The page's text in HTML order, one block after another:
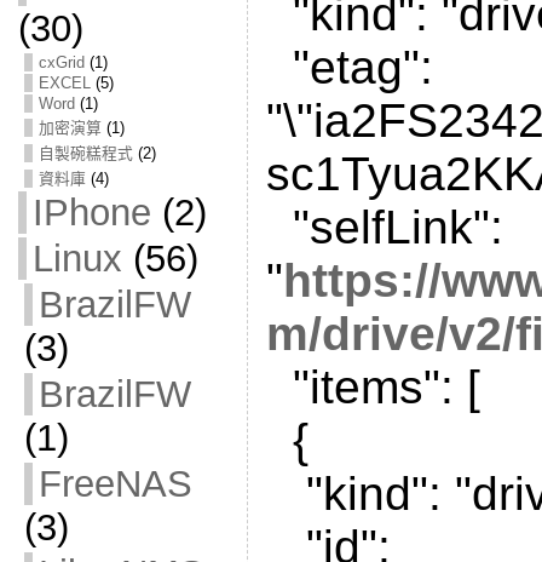
(30)
cxGrid (1)
EXCEL(5)
Word (1)
加密演算(1)
自製碗糕程式(2)
資料庫(4)
IPhone (2)
Linux (56)
BrazilFW
(3)
BrazilFW
(1)
FreeNAS
(3)
"kind":
"etag":
"selfLink":
"https://
m/drive/v2/
"items": [
{
"kind":
"id":